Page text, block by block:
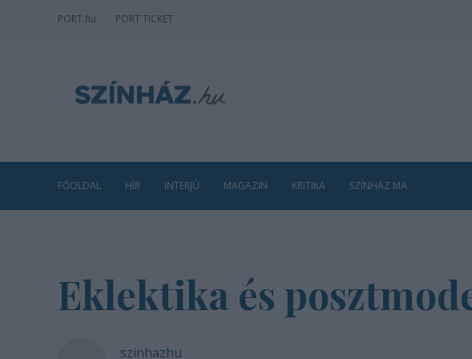
PORT.hu PORT TICKET
FŐOLDAL HÍR INTERJÚ MAGAZIN KRITIKA SZÍNHÁZ MA
Eklektika és
szinhazhu